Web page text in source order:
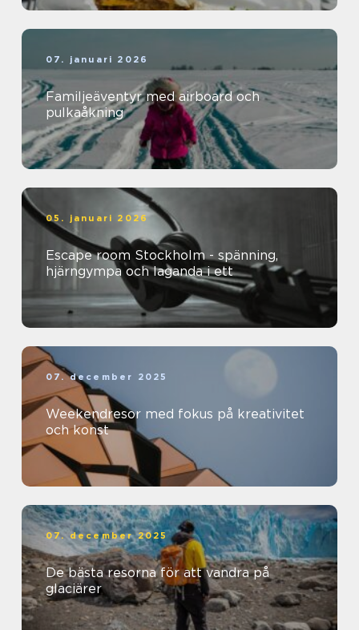
07. januari 2026
Familjeäventyr med airboard och
pulkaåkning
05. januari 2026
Escape room Stockholm - spänning,
hjärngympa och laganda i ett
07. december 2025
Weekendresor med fokus på kreativitet
och konst
07. december 2025
De bästa resorna för att vandra på
glaciärer